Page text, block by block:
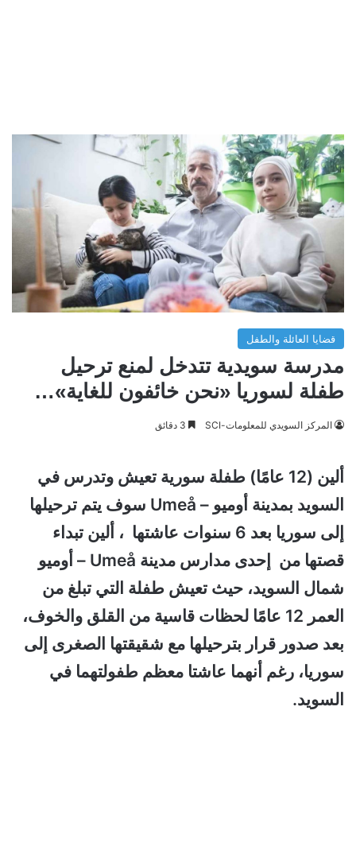
قضايا العائلة والطفل
مدرسة سويدية تتدخل لمنع ترحيل
طفلة لسوريا «نحن خائفون للغاية»…
المركز السويدي للمعلومات-SCI
ألين (12 عامًا) طفلة سورية تعيش وتدرس في
السويد بمدينة أوميو – Umeå سوف يتم ترحيلها
إلى سوريا بعد 6 سنوات عاشتها ، ألين تبداء
قصتها من إحدى مدارس مدينة Umeå – أوميو
شمال السويد، حيث تعيش طفلة التي تبلغ من
العمر 12 عامًا لحظات قاسية من القلق والخوف،
بعد صدور قرار بترحيلها مع شقيقتها الصغرى إلى
سوريا، رغم أنهما عاشتا معظم طفولتهما في
السويد.